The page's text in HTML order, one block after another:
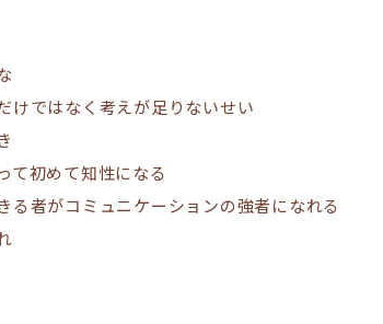
ではなく考えが足りないせい
初めて知性になる
者がコミュニケーションの強者になれる